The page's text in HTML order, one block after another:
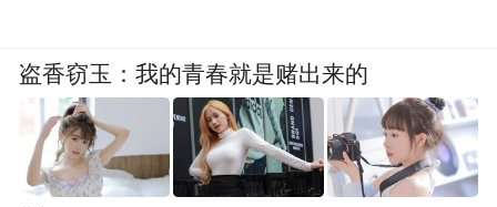
盗香窃玉：我的青春就是赌出来的